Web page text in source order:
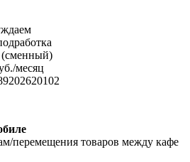
(сменный)
месяц
перемещения товаров между кафе